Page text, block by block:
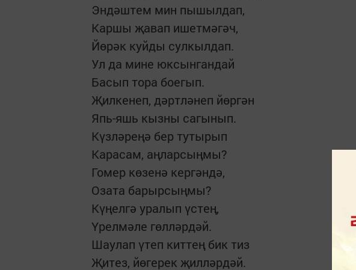
Эндәштем мин пышылдап,
Каршы җавап ишетмәгәч,
Йөрәк куйды сулкылдап.
Ул да мине юксынгандай
Басып тора боегып.
Җилкенеп, дәртләнеп йөргән
Япь-яшь кызны сагынып.
Күзләреңә бер тутырып
Карасам, аңларсыңмы?
Гомер көзенә кергәндә,
Озата барырсыңмы?
Күңелгә уралып үстең,
Үрелмәле гөлләрдәй.
Шаулап үтеп киттең бик тиз
Җитез, йөгерек җилләрдәй.